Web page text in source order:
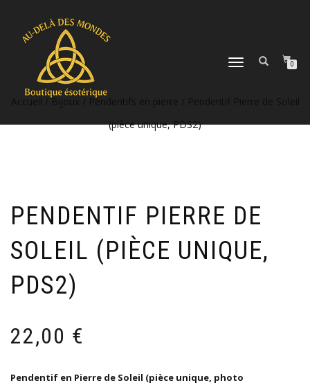
DÉPLIER
0
/Bijoux Pendentifs en pierre
(pièce unique, PDS2)
PENDENTIF PIERRE DE
SOLEIL (PIÈCE UNIQUE,
PDS2)
22,00 €
Pendentif en Pierre de Soleil (pièce unique, photo